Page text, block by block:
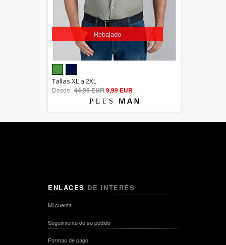
Rebajado
5.00
out of 5
Tallas XL a 2XL
Desde: 44,95 EUR9,99 EUR
ENLACES DE INTERÉS
Mi cuenta
Seguimiento de su pedido
Formas de pago